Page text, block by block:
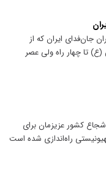
جان‌فدای ایران که از
حسین (ع) تا چهار راه ولی عصر
کشور عزیزمان برای
راه‌اندازی شده است